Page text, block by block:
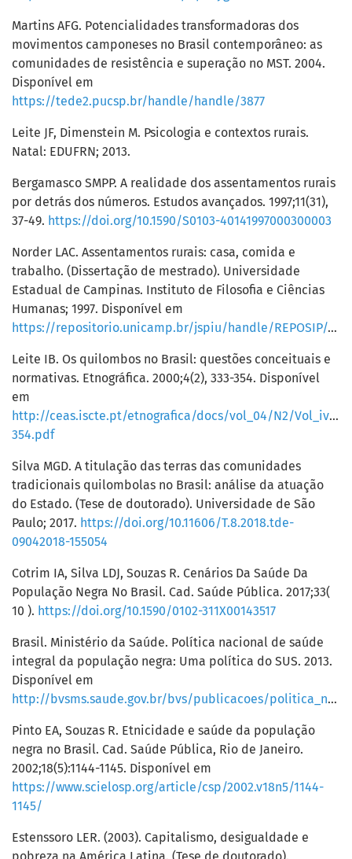
Martins AFG. Potencialidades transformadoras dos
movimentos camponeses no Brasil contemporâneo: as
comunidades de resistência e superação no MST. 2004.
Disponível em
https://tede2.pucsp.br/handle/handle/3877
Leite JF, Dimenstein M. Psicologia e contextos rurais.
Natal: EDUFRN; 2013.
Bergamasco SMPP. A realidade dos assentamentos rurais
por detrás dos números. Estudos avançados. 1997;11(31),
37-49. https://doi.org/10.1590/S0103-40141997000300003
Norder LAC. Assentamentos rurais: casa, comida e
trabalho. (Dissertação de mestrado). Universidade
Estadual de Campinas. Instituto de Filosofia e Ciências
Humanas; 1997. Disponível em
https://repositorio.unicamp.br/jspiu/handle/REPOSIP/278983
Leite IB. Os quilombos no Brasil: questões conceituais e
normativas. Etnográfica. 2000;4(2), 333-354. Disponível
em
http://ceas.iscte.pt/etnografica/docs/vol_04/N2/
354.pdf
Silva MGD. A titulação das terras das comunidades
tradicionais quilombolas no Brasil: análise da atuação
do Estado. (Tese de doutorado). Universidade de São
Paulo; 2017. https://doi.org/10.11606/T.8.2018.tde-
09042018-155054
Cotrim IA, Silva LDJ, Souzas R. Cenários Da Saúde Da
População Negra No Brasil. Cad. Saúde Pública. 2017;33(
10 ). https://doi.org/10.1590/0102-311X00143517
Brasil. Ministério da Saúde. Política nacional de saúde
integral da população negra: Uma política do SUS. 2013.
Disponível em
http://bvsms.saude.gov.br/bvs/publicacoes/politica_nacional_saude_integral_populacao.pdf
Pinto EA, Souzas R. Etnicidade e saúde da população
negra no Brasil. Cad. Saúde Pública, Rio de Janeiro.
2002;18(5):1144-1145. Disponível em
https://www.scielosp.org/article/csp/2002.v18n5/1144-
1145/
Estenssoro LER. (2003). Capitalismo, desigualdade e